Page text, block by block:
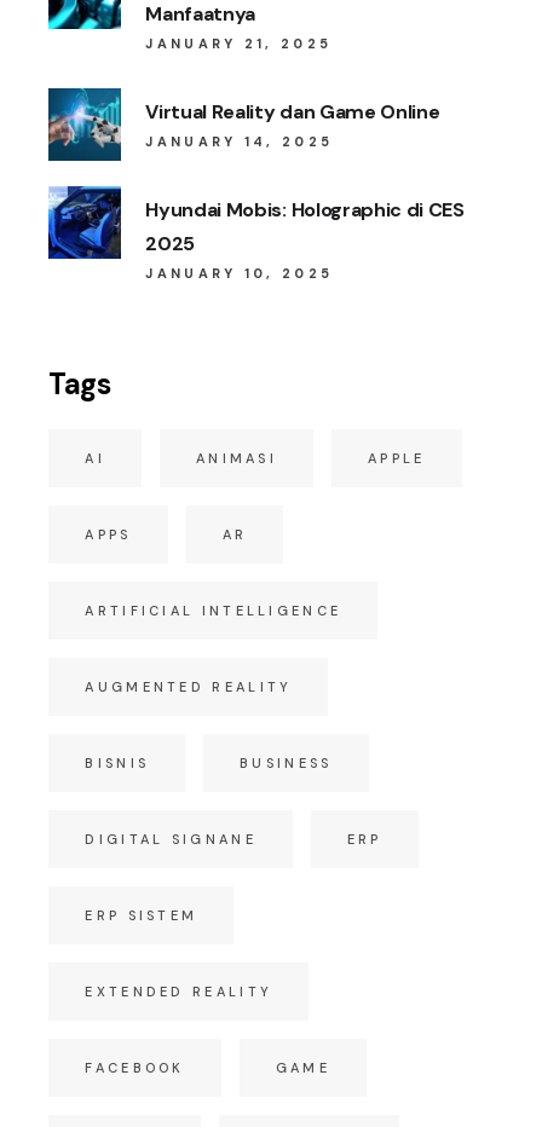
Manfaatnya
JANUARY 21, 2025
Virtual Reality dan Game Online
JANUARY 14, 2025
Hyundai Mobis: Holographic di CES
2025
JANUARY 10, 2025
Tags
AI ANIMASI APPLE
APPS AR
ARTIFICIAL INTELLIGENCE
AUGMENTED REALITY
BISNIS BUSINESS
DIGITAL SIGNANE ERP
ERP SISTEM
EXTENDED REALITY
FACEBOOK GAME